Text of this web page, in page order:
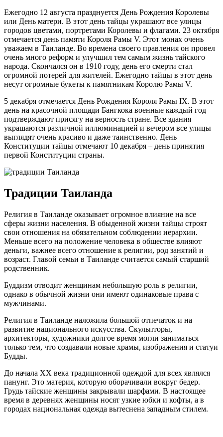
Ежегодно 12 августа празднуется День Рождения Королевы
или День матери. В этот день тайцы украшают все улицы
городов цветами, портретами Королевы и флагами. 23 октября
отмечается день памяти Короля Рамы V. Этот монах очень
уважаем в Таиланде. Во времена своего правления он провел
очень много реформ и улучшил тем самым жизнь тайского
народа. Скончался он в 1910 году, день его смерти стал
огромной потерей для жителей. Ежегодно тайцы в этот день
несут огромные букеты к памятникам Королю Рамы V.
5 декабря отмечается День Рождения Короля Рамы IX. В этот
день на красочной площади Бангкока военные каждый год
подтверждают присягу на верность стране. Все здания
украшаются различной иллюминацией и вечером все улицы
выглядят очень красиво и даже таинственно. День
Конституции тайцы отмечают 10 декабря – день принятия
первой Конституции страны.
Традиции Таиланда
Религия в Таиланде оказывает огромное влияние на все
сферы жизни населения. В обыденной жизни тайцы строят
свои отношения на обязательном соблюдении иерархии.
Меньше всего на положение человека в обществе влияют
деньги, важнее всего отношение к религии, род занятий и
возраст. Главой семьи в Таиланде считается самый старший
родственник.
Буддизм отводит женщинам небольшую роль в религии,
однако в обычной жизни они имеют одинаковые права с
мужчинами.
Религия в Таиланде наложила большой отпечаток и на
развитие национального искусства. Скульпторы,
архитекторы, художники долгое время могли заниматься
только тем, что создавали новые храмы, изображения и статуи
Будды.
До начала XX века традиционной одеждой для всех являлся
панунг. Это материя, которую оборачивали вокруг бедер.
Грудь тайские женщины закрывали шарфами. В настоящее
время в деревнях женщины носят узкие юбки и кофты, а в
городах национальная одежда вытеснена западным стилем.